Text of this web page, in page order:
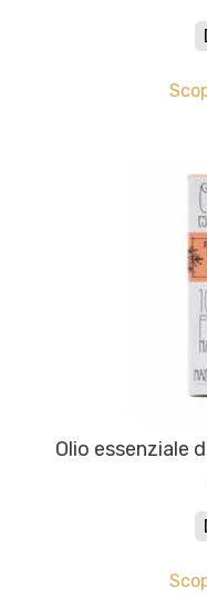
Olio essenziale